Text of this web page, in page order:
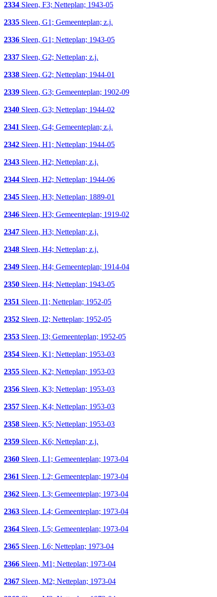
2334 Sleen, F3; Netteplan; 1943-05
2335 Sleen, G1; Gemeenteplan; z.j.
2336 Sleen, G1; Netteplan; 1943-05
2337 Sleen, G2; Netteplan; z.j.
2338 Sleen, G2; Netteplan; 1944-01
2339 Sleen, G3; Gemeenteplan; 1902-09
2340 Sleen, G3; Netteplan; 1944-02
2341 Sleen, G4; Gemeenteplan; z.j.
2342 Sleen, H1; Netteplan; 1944-05
2343 Sleen, H2; Netteplan; z.j.
2344 Sleen, H2; Netteplan; 1944-06
2345 Sleen, H3; Netteplan; 1889-01
2346 Sleen, H3; Gemeenteplan; 1919-02
2347 Sleen, H3; Netteplan; z.j.
2348 Sleen, H4; Netteplan; z.j.
2349 Sleen, H4; Gemeenteplan; 1914-04
2350 Sleen, H4; Netteplan; 1943-05
2351 Sleen, I1; Netteplan; 1952-05
2352 Sleen, I2; Netteplan; 1952-05
2353 Sleen, I3; Gemeenteplan; 1952-05
2354 Sleen, K1; Netteplan; 1953-03
2355 Sleen, K2; Netteplan; 1953-03
2356 Sleen, K3; Netteplan; 1953-03
2357 Sleen, K4; Netteplan; 1953-03
2358 Sleen, K5; Netteplan; 1953-03
2359 Sleen, K6; Netteplan; z.j.
2360 Sleen, L1; Gemeenteplan; 1973-04
2361 Sleen, L2; Gemeenteplan; 1973-04
2362 Sleen, L3; Gemeenteplan; 1973-04
2363 Sleen, L4; Gemeenteplan; 1973-04
2364 Sleen, L5; Gemeenteplan; 1973-04
2365 Sleen, L6; Netteplan; 1973-04
2366 Sleen, M1; Netteplan; 1973-04
2367 Sleen, M2; Netteplan; 1973-04